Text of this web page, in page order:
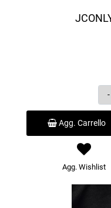
Agg. Carrello
Agg. Wishlist